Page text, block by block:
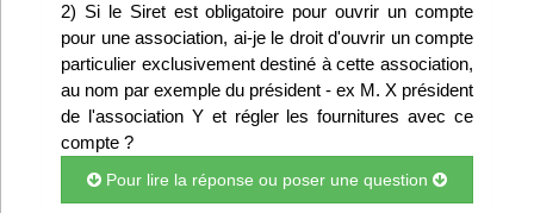
Désabo Lettrasso
Nous contacter
2) Si le Siret est obligatoire pour ouvrir un compte
pour une association, ai-je le droit d'ouvrir un compte
particulier exclusivement destiné à cette association,
au nom par exemple du président - ex M. X président
de l'association Y et régler les fournitures avec ce
compte ?
Pour lire la réponse ou poser une question